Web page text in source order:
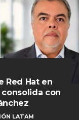
Red Hat en
consolida con
LATAM